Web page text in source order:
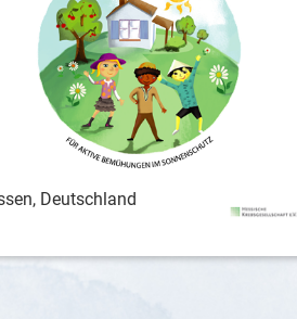
Deutschland